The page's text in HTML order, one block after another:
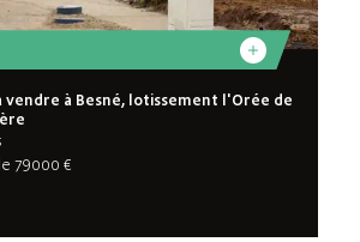
vendre à Besné, lotissement l'Orée de
79000 €